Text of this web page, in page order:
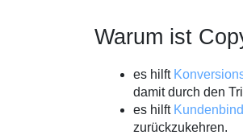
Warum ist
es hilft
damit durch den
es hilft
zurückzukehren.